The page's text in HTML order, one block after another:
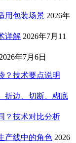
用包装场景 2026年
详解 2026年7月11
2026年7月6日
？技术要点说明
折边、切断、糊底
？技术对比分析
产线中的角色 2026